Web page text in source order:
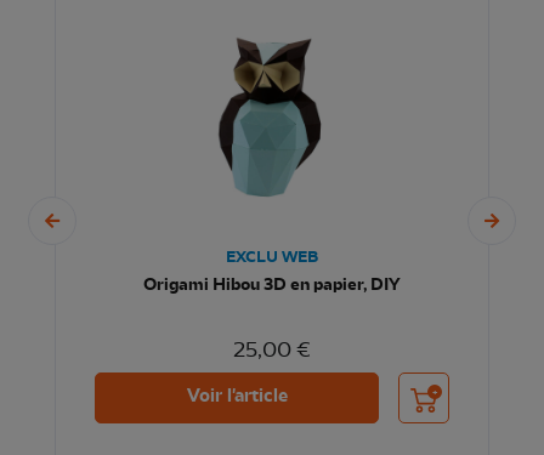
EXCLU WEB
Origami Hibou 3D en papier, DIY
25,00 €
Voir l'article Ajouter au panier